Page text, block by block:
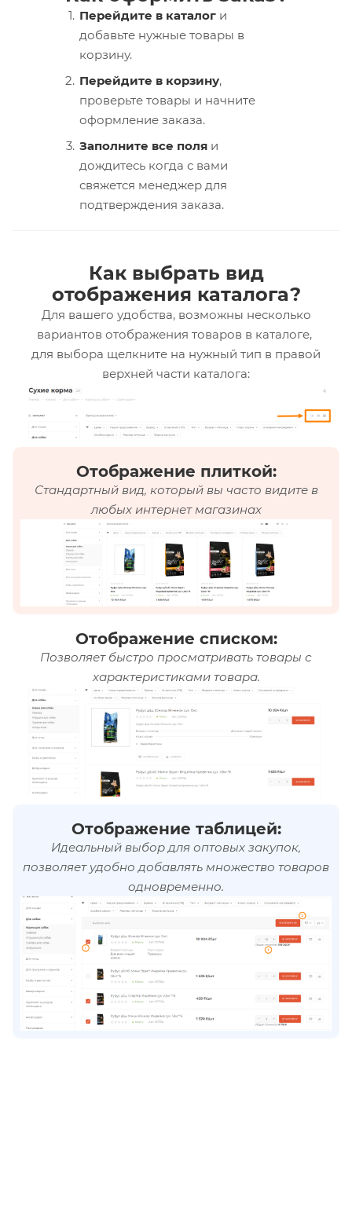
Перейдите в каталог и
добавьте нужные товары в
корзину.
Перейдите в корзину,
проверьте товары и начните
оформление заказа.
Заполните все поля и
дождитесь когда с вами
свяжется менеджер для
подтверждения заказа.
Как выбрать вид
отображения каталога?
Для вашего удобства, возможны несколько
вариантов отображения товаров в каталоге,
для выбора щелкните на нужный тип в правой
верхней части каталога:
Отображение плиткой:
Стандартный вид, который вы часто видите в
любых интернет магазинах
Отображение списком:
Позволяет быстро просматривать товары с
характеристиками товара.
Отображение таблицей:
Идеальный выбор для оптовых закупок,
позволяет удобно добавлять множество товаров
одновременно.